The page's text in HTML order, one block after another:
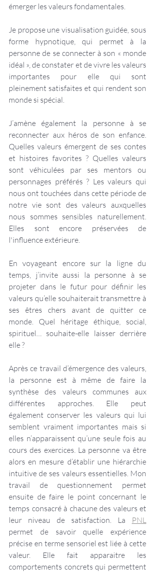
émerger les valeurs fondamentales.
Je propose une visualisation guidée, sous
forme hypnotique, qui permet à la
personne de se connecter à son « monde
idéal », de constater et de vivre les valeurs
importantes pour elle qui sont
pleinement satisfaites et qui rendent son
monde si spécial.
J’amène également la personne à se
reconnecter aux héros de son enfance.
Quelles valeurs émergent de ses contes
et histoires favorites ? Quelles valeurs
sont véhiculées par ses mentors ou
personnages préférés ? Les valeurs qui
nous ont touchées dans cette période de
notre vie sont des valeurs auxquelles
nous sommes sensibles naturellement.
Elles sont encore préservées de
l'influence extérieure.
En voyageant encore sur la ligne du
temps, j’invite aussi la personne à se
projeter dans le futur pour définir les
valeurs qu’elle souhaiterait transmettre à
ses êtres chers avant de quitter ce
monde. Quel héritage éthique, social,
spirituel… souhaite-elle laisser derrière
elle ?
Après ce travail d’émergence des valeurs,
la personne est à même de faire la
synthèse des valeurs communes aux
différentes approches. Elle peut
également conserver les valeurs qui lui
semblent vraiment importantes mais si
elles n’apparaissent qu’une seule fois au
cours des exercices. La personne va être
alors en mesure d’établir une hiérarchie
intuitive de ses valeurs essentielles. Mon
travail de questionnement permet
ensuite de faire le point concernant le
temps consacré à chacune des valeurs et
leur niveau de satisfaction. La PNL
permet de savoir quelle expérience
précise en terme sensoriel est liée à cette
valeur. Elle fait apparaitre les
comportements concrets qui permettent